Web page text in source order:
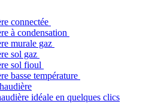
connectée
à condensation
murale gaz
sol gaz
sol fioul
basse température
idéale en quelques clics